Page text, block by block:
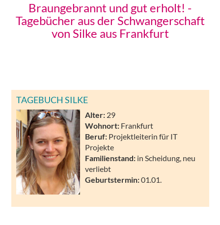
Braungebrannt und gut erholt! -
Tagebücher aus der Schwangerschaft
von Silke aus Frankfurt
TAGEBUCH SILKE
Alter: 29
Wohnort: Frankfurt
Beruf: Projektleiterin für IT
Projekte
Familienstand: in Scheidung, neu
verliebt
Geburtstermin:01.01.